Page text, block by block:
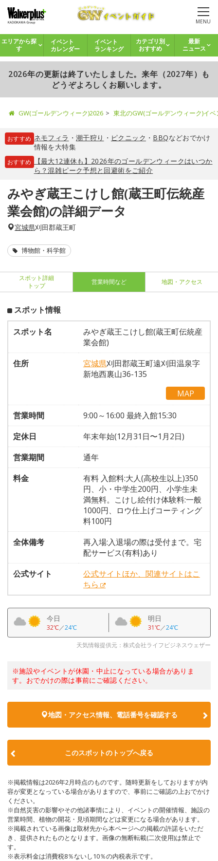
MENU
エリアから探
す
イベント
カレンダー
イベント
ランキング
カテゴリ別
おすすめ
最新
ニュース
2026年の更新は終了いたしました。来年（2027年）も
どうぞよろしくお願いします。
GW(ゴールデンウィーク)2026 東北のGW(ゴールデンウィーク)イ
おすすめ ネモフィラ ・ 潮干狩り ・ ピクニック ・ BBQなどおでかけ
情報を大特集
おすすめ
【最大12連休も】2026年のゴールデンウィークはいつか
ら？混雑ピーク予想と回避術をご紹介
みやぎ蔵王こけし館(蔵王町伝統産
業会館)の詳細データ
宮城県刈田郡蔵王町
博物館・科学館
スポット詳細
トップ
営業時間など 地図・アクセス
スポット情報
スポット名
みやぎ蔵王こけし館(蔵王町伝統産
業会館)
住所
宮城県刈田郡蔵王町遠刈田温泉字
新地西裏山36-135
MAP
営業時間
9:00～16:00 最終入館15:30
定休日
年末年始(12月31日〜1月2日)
営業期間
通年
料金
有料 入館料:大人(高校生以上)350
円、小・中学生200円、小学生未
満無料。こけし絵付け体験料:一般
1000円、ロウ仕上げコーティング
料100円
全体備考
再入場:入退場の際は受付まで。宅
配サービス(有料)あり
公式サイト
公式サイトほか、関連サイトはこ
ちら
今日
32℃／24℃
明日
31℃／24℃
天気情報提供元：株式会社ライフビジネスウェザー
※施設やイベントが休園・中止になっている場合がありま
す。おでかけの際は事前にご確認ください。
地図・アクセス情報、電話番号を確認する
このスポットのトップへ戻る
※掲載情報は2026年2月時点のものです。随時更新をしておりますが内
容が変更となっている場合がありますので、事前にご確認の上おでかけ
ください。
※自然災害の影響やその他諸事情により、イベントの開催情報、施設の
営業時間、植物の開花・見頃期間などは変更になる場合があります。
※掲載されている画像は取材先から本ページへの掲載の許諾をいただ
き、提供されたものとなります。画像の無断転載(二次使用)は禁止で
す。
※表示料金は消費税8％ないし10％の内税表示です。